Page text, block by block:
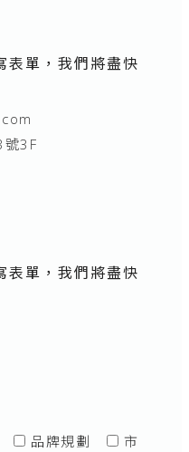
表單，我們將盡快
3F
表單，我們將盡快
品牌規劃 市